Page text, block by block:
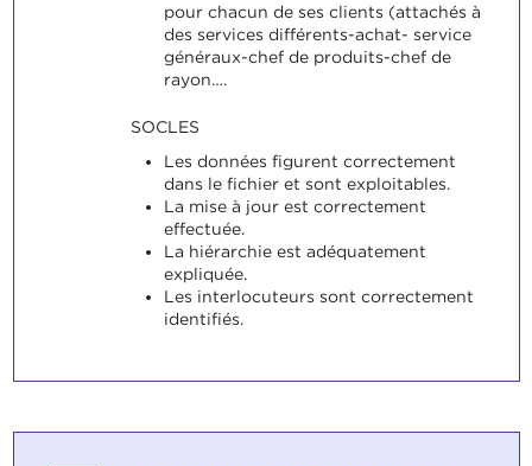
pour chacun de ses clients (attachés à
des services différents-achat- service
généraux-chef de produits-chef de
rayon….
SOCLES
Les données figurent correctement
dans le fichier et sont exploitables.
La mise à jour est correctement
effectuée.
La hiérarchie est adéquatement
expliquée.
Les interlocuteurs sont correctement
identifiés.